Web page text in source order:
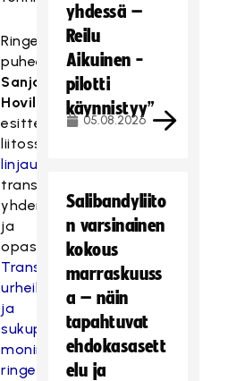
Ringetteliiton
puheenjohtaja
Sanja
Hovilainen
esitteli
liitossa
linjausta
transurheilijoiden
yhdenvertaisuudesta
ja
opasta
Transtaustaiset
urheilijat
ja
sukupuolen
moninaisuus
ringetessä .
yhdessä –
Reilu
Aikuinen -
pilotti
käynnistyy”
05.08.2026
Salibandyliito
n varsinainen
kokous
marraskuuss
a – näin
tapahtuvat
ehdokasasett
elu ja